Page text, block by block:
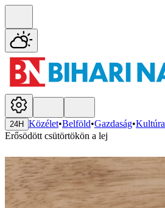
24H Közélet•Belföld•Gazdaság•Kultúra
Erősödött csütörtökön a lej